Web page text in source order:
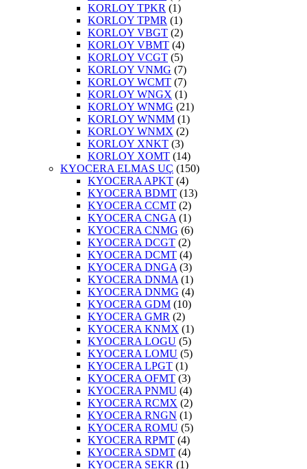
KORLOY TPKR (1)
KORLOY TPMR (1)
KORLOY VBGT (2)
KORLOY VBMT (4)
KORLOY VCGT (5)
KORLOY VNMG (7)
KORLOY WCMT (7)
KORLOY WNGX (1)
KORLOY WNMG (21)
KORLOY WNMM (1)
KORLOY WNMX (2)
KORLOY XNKT (3)
KORLOY XOMT (14)
KYOCERA ELMAS UÇ (150)
KYOCERA APKT (4)
KYOCERA BDMT (13)
KYOCERA CCMT (2)
KYOCERA CNGA (1)
KYOCERA CNMG (6)
KYOCERA DCGT (2)
KYOCERA DCMT (4)
KYOCERA DNGA (3)
KYOCERA DNMA (1)
KYOCERA DNMG (4)
KYOCERA GDM (10)
KYOCERA GMR (2)
KYOCERA KNMX (1)
KYOCERA LOGU (5)
KYOCERA LOMU (5)
KYOCERA LPGT (1)
KYOCERA OFMT (3)
KYOCERA PNMU (4)
KYOCERA RCMX (2)
KYOCERA RNGN (1)
KYOCERA ROMU (5)
KYOCERA RPMT (4)
KYOCERA SDMT (4)
KYOCERA SEKR (1)